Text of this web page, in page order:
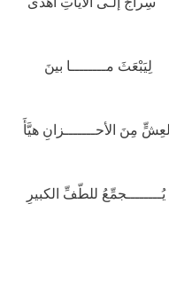
مــــــــا بينَ
مِنَ الأحـــــــزانِ هيَّأَ
للطّفِّ الكبيرِ